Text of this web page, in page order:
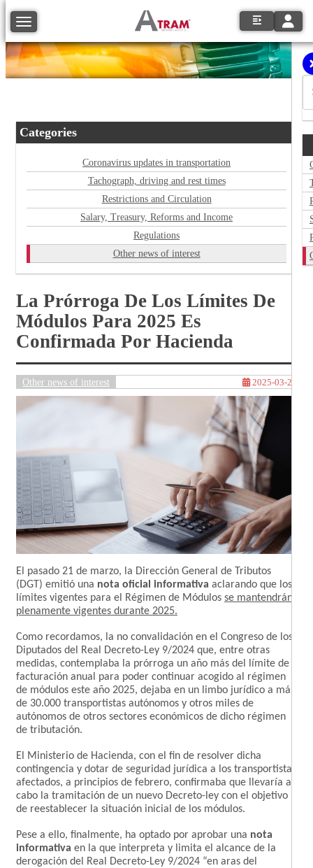
Toggle navigation
Categories
Coronavirus updates in transportation
Tachograph, driving and rest times
Restrictions and Circulation
Salary, Treasury, Reforms and Income
Regulations
Other news of interest
La Prórroga De Los Límites De
Módulos Para 2025 Es
Confirmada Por Hacienda
Other news of interest 2025-03-24
El pasado 21 de marzo, la Dirección General de Tributos
(DGT) emitió una nota oficial informativa aclarando que los
límites vigentes para el Régimen de Módulos se mantendrán
plenamente vigentes durante 2025.
Como recordamos, la no convalidación en el Congreso de los
Diputados del Real Decreto-Ley 9/2024 que, entre otras
medidas, contemplaba la prórroga un año más del límite de
facturación anual para poder continuar acogido al régimen
de módulos este año 2025, dejaba en un limbo jurídico a más
de 30.000 transportistas autónomos y otros miles de
autónomos de otros sectores económicos de dicho régimen
de tributación.
El Ministerio de Hacienda, con el fin de resolver dicha
contingencia y dotar de seguridad jurídica a los transportistas
afectados, a principios de febrero, confirmaba que llevaría a
cabo la tramitación de un nuevo Decreto-ley con el objetivo
de reestablecer la situación inicial de los módulos.
Pese a ello, finalmente, ha optado por aprobar una nota
informativa en la que interpreta y limita el alcance de la
derogación del Real Decreto-Ley 9/2024 “en aras del